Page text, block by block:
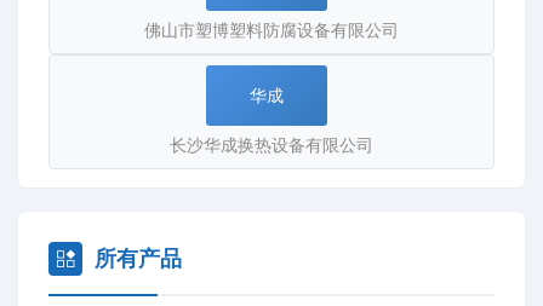
器产品质优价廉，型号齐全，得到 用户的赞扬。为满足客
户需要，我们也承接其它联轴器的测绘、制造，在这方面我
效益，力求以先进的生产管理和严格的质量要求向用户提供
观，洽谈。
佛山市塑博塑料防腐设备有限公司
华成
长沙华成换热设备有限公司
所有产品